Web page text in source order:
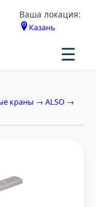
Ваша локация:
Казань
☰
краны → ALSO →